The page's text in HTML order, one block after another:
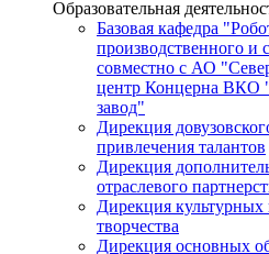
Образовательная
Базовая кафедра
производственного и
совместно с АО
центр Концерна ВКО
завод"
Дирекция
привлечения талантов
Дирекция
отраслевого
Дирекция
творчества
Дирекция основных